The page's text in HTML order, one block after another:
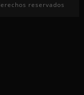
reservados